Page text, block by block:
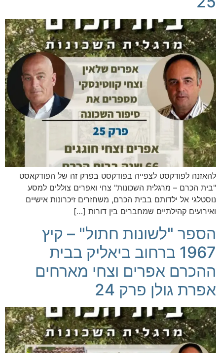
להאזנה לפודקסט לצפייה בפודקסט בפרק זה של הפודקאסט
"בית הכרם – מרגלית השכונות" צחי ואפרים צוללים למסע
נוסטלגי אל ילדותם בבית הכרם, משחזרים זיכרונות אישיים
ואירועים קהילתיים שמחברים בין דורות […]
הספר "לשונות חתול" – קיץ
1967 ברחוב ביאליק בבית
ההכרם אפרים וצחי מארחים
אפרת גולן פרק 24